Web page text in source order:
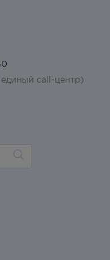
единый call-центр)